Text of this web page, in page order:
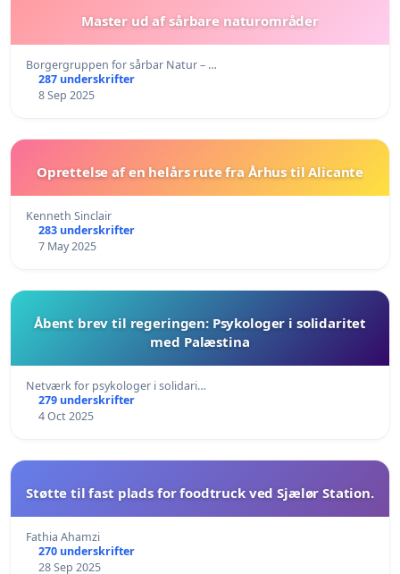
Master ud af sårbare naturområder
Borgergruppen for sårbar Natur – …
287 underskrifter
8 Sep 2025
Oprettelse af en helårs rute fra Århus til Alicante
Kenneth Sinclair
283 underskrifter
7 May 2025
Åbent brev til regeringen: Psykologer i solidaritet
med Palæstina
Netværk for psykologer i solidari…
279 underskrifter
4 Oct 2025
Støtte til fast plads for foodtruck ved Sjælør Station.
Fathia Ahamzi
270 underskrifter
28 Sep 2025